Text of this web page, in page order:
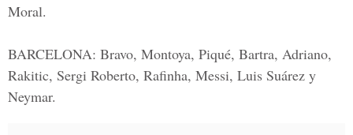
Moral.
BARCELONA: Bravo, Montoya, Piqué, Bartra, Adriano,
Rakitic, Sergi Roberto, Rafinha, Messi, Luis Suárez y
Neymar.